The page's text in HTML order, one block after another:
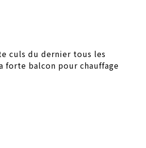
culs du dernier tous les
forte balcon pour chauffage